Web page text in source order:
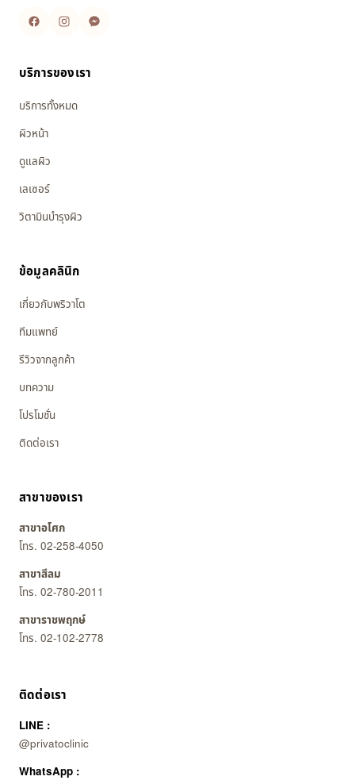
บริการของเรา
บริการทั้งหมด
ผิวหน้า
ดูแลผิว
เลเซอร์
วิตามินบำรุงผิว
ข้อมูลคลินิก
เกี่ยวกับพริวาโต
ทีมแพทย์
รีวิวจากลูกค้า
บทความ
โปรโมชั่น
ติดต่อเรา
สาขาของเรา
สาขาอโศก
โทร. 02-258-4050
สาขาสีลม
โทร. 02-780-2011
สาขาราชพฤกษ์
โทร. 02-102-2778
ติดต่อเรา
LINE :
@privatoclinic
WhatsApp :